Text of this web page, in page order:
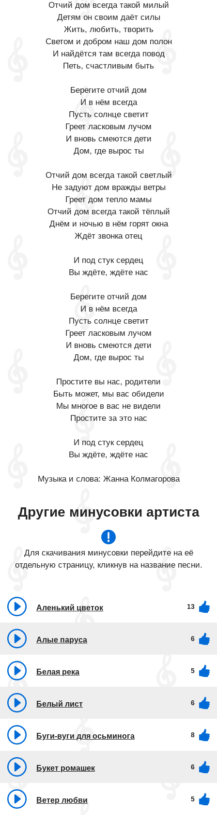
Отчий дом всегда такой милый
Детям он своим даёт силы
Жить, любить, творить
Светом и добром наш дом полон
И найдётся там всегда повод
Петь, счастливым быть
Берегите отчий дом
И в нём всегда
Пусть солнце светит
Греет ласковым лучом
И вновь смеются дети
Дом, где вырос ты
Отчий дом всегда такой светлый
Не задуют дом вражды ветры
Греет дом тепло мамы
Отчий дом всегда такой тёплый
Днём и ночью в нём горят окна
Ждёт звонка отец
И под стук сердец
Вы ждёте, ждёте нас
Берегите отчий дом
И в нём всегда
Пусть солнце светит
Греет ласковым лучом
И вновь смеются дети
Дом, где вырос ты
Простите вы нас, родители
Быть может, мы вас обидели
Мы многое в вас не видели
Простите за это нас
И под стук сердец
Вы ждёте, ждёте нас
Музыка и слова: Жанна Колмагорова
Другие минусовки артиста
Для скачивания минусовки перейдите на её
отдельную страницу, кликнув на название песни.
Аленький цветок 13
Алые паруса 6
Белая река 5
Белый лист 6
Буги-вуги для осьминога 8
Букет ромашек 6
Ветер любви 5